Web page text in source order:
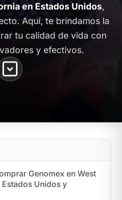
en Estados Unidos,
Aquí, te brindamos la
tu calidad de vida con
y efectivos.
Genomex en West
Unidos y